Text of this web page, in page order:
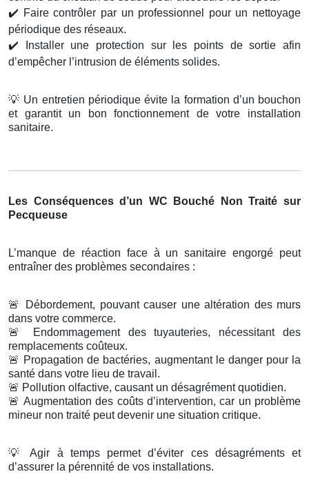
✔️ Faire contrôler par un professionnel pour un nettoyage
périodique des réseaux.
✔️ Installer une protection sur les points de sortie afin
d’empêcher l’intrusion de éléments solides.
💡 Un entretien périodique évite la formation d’un bouchon
et garantit un bon fonctionnement de votre installation
sanitaire.
Les Conséquences d’un WC Bouché Non Traité sur
Pecqueuse
L’manque de réaction face à un sanitaire engorgé peut
entraîner des problèmes secondaires :
🚨
Débordement, pouvant causer une altération des murs
dans votre commerce.
🚨
Endommagement des tuyauteries, nécessitant des
remplacements coûteux.
🚨 Propagation de bactéries, augmentant le danger pour la
santé dans votre lieu de travail.
🚨 Pollution olfactive, causant un désagrément quotidien.
🚨 Augmentation des coûts d’intervention, car un problème
mineur non traité peut devenir une situation critique.
💡
Agir à temps permet d’éviter ces désagréments et
d’assurer la pérennité de vos installations.